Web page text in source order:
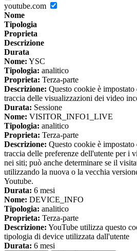
youtube.com
Nome
Tipologia
Proprieta
Descrizione
Durata
Nome: YSC
Tipologia: analitico
Proprieta: Terza-parte
Descrizione: Questo cookie è impostato
traccia delle visualizzazioni dei video
Durata: Sessione
Nome: VISITOR_INFO1_LIVE
Tipologia: analitico
Proprieta: Terza-parte
Descrizione: Questo cookie è impostato
traccia delle preferenze dell'utente per i
nei siti; può anche determinare se il
utilizzando la nuova o la vecchia
Youtube.
Durata: 6 mesi
Nome: DEVICE_INFO
Tipologia: analitico
Proprieta: Terza-parte
Descrizione: YouTube utilizza questo
tipologia di device utilizzata dall'utente
Durata: 6 mesi